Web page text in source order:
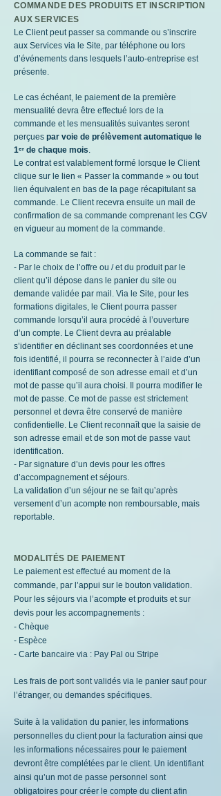
COMMANDE DES PRODUITS ET INSCRIPTION
AUX SERVICES
Le Client peut passer sa commande ou s’inscrire
aux Services via le Site, par téléphone ou lors
d’événements dans lesquels l’auto-entreprise est
présente.
Le cas échéant, le paiement de la première
mensualité devra être effectué lors de la
commande et les mensualités suivantes seront
perçues par voie de prélèvement automatique le
1ᵉʳ de chaque mois.
Le contrat est valablement formé lorsque le Client
clique sur le lien « Passer la commande » ou tout
lien équivalent en bas de la page récapitulant sa
commande. Le Client recevra ensuite un mail de
confirmation de sa commande comprenant les CGV
en vigueur au moment de la commande.
La commande se fait :
- Par le choix de l’offre ou / et du produit par le
client qu’il dépose dans le panier du site ou
demande validée par mail. Via le Site, pour les
formations digitales, le Client pourra passer
commande lorsqu’il aura procédé à l’ouverture
d’un compte. Le Client devra au préalable
s’identifier en déclinant ses coordonnées et une
fois identifié, il pourra se reconnecter à l’aide d’un
identifiant composé de son adresse email et d’un
mot de passe qu’il aura choisi. Il pourra modifier le
mot de passe. Ce mot de passe est strictement
personnel et devra être conservé de manière
confidentielle. Le Client reconnaît que la saisie de
son adresse email et de son mot de passe vaut
identification.
- Par signature d’un devis pour les offres
d’accompagnement et séjours.
La validation d’un séjour ne se fait qu’après
versement d’un acompte non remboursable, mais
reportable.
MODALITÉS DE PAIEMENT
Le paiement est effectué au moment de la
commande, par l’appui sur le bouton validation.
Pour les séjours via l’acompte et produits et sur
devis pour les accompagnements :
- Chèque
- Espèce
- Carte bancaire via : Pay Pal ou Stripe
Les frais de port sont validés via le panier sauf pour
l’étranger, ou demandes spécifiques.
Suite à la validation du panier, les informations
personnelles du client pour la facturation ainsi que
les informations nécessaires pour le paiement
devront être complétées par le client. Un identifiant
ainsi qu’un mot de passe personnel sont
obligatoires pour créer le compte du client afin